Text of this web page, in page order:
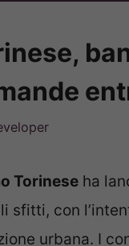
Torinese ha
sfitti, con
urbana. I